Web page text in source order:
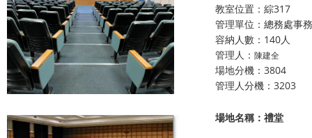
教室位置：綜317
管理單位：總務處事
容納人數：140人
管理人： 陳建全
場地分機：3804
管理人分機：3203
場地名稱：禮堂